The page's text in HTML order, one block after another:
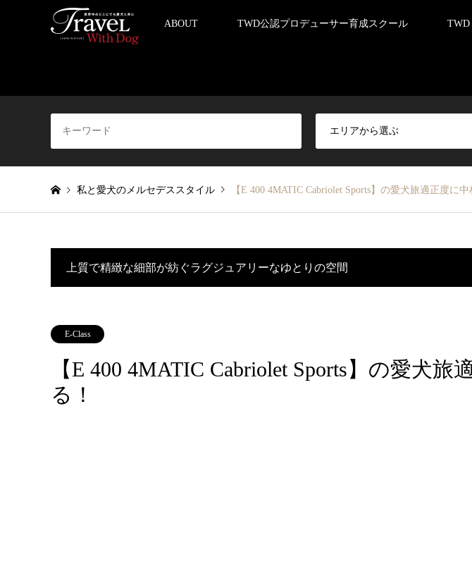
ABOUT TWD公認プロデューサー育成スクール TWD
私と愛犬のメルセデススタイル 【E 400 4MATIC Cabriolet Sports】の愛犬旅適正度に中
上質で精緻な細部が紡ぐラグジュアリーなゆとりの空間
E-Class
【E 400 4MATIC Cabriolet Sports】の愛犬旅
る！